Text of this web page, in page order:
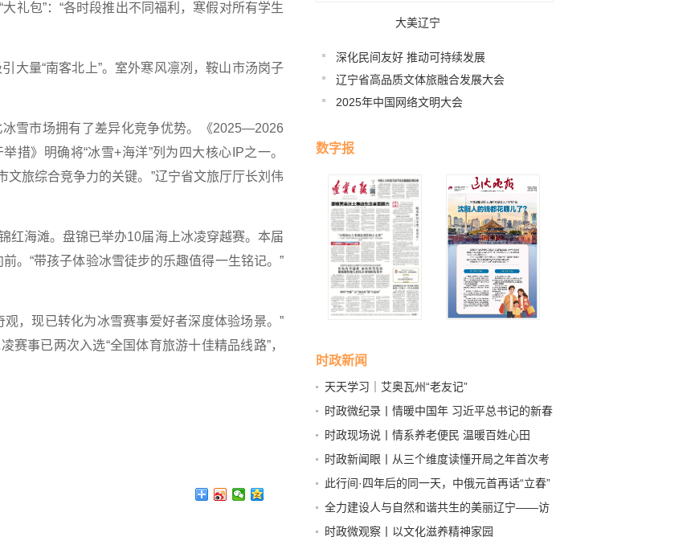
礼包”：“各时段推出不同福利，寒假对所有学生
量“南客北上”。室外寒风凛冽，鞍山市汤岗子
市场拥有了差异化竞争优势。《2025—2026
措》明确将“冰雪+海洋”列为四大核心IP之一。
文旅综合竞争力的关键。”辽宁省文旅厅厅长刘伟
海滩。盘锦已举办10届海上冰凌穿越赛。本届
。“带孩子体验冰雪徒步的乐趣值得一生铭记。”
，现已转化为冰雪赛事爱好者深度体验场景。”
事已两次入选“全国体育旅游十佳精品线路”，
大美辽宁
深化民间友好 推动可持续发展
辽宁省高品质文体旅融合发展大会
2025年中国网络文明大会
数字报
时政新闻
天天学习｜艾奥瓦州“老友记”
时政微纪录丨情暖中国年 习近平总书记的新春
牵挂与祝福
时政现场说丨情系养老便民 温暖百姓心田
时政新闻眼丨从三个维度读懂开局之年首次考
此行间·四年后的同一天，中俄元首再话“立春”
全力建设人与自然和谐共生的美丽辽宁——访
省生态环境厅党组书记、厅长孙鹏轩
时政微观察丨以文化滋养精神家园